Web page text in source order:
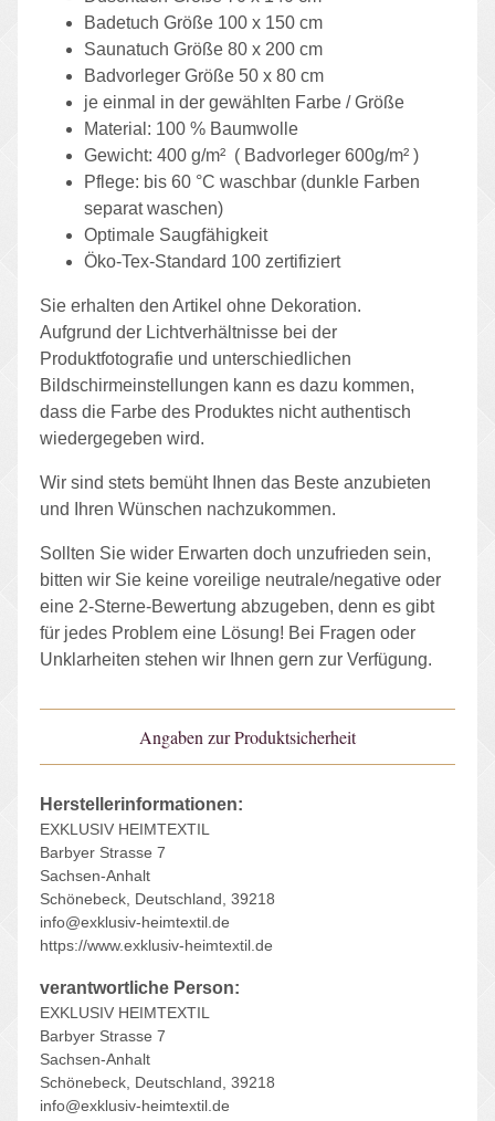
Badetuch Größe 100 x 150 cm
Saunatuch Größe 80 x 200 cm
Badvorleger Größe 50 x 80 cm
je einmal in der gewählten Farbe / Größe
Material: 100 % Baumwolle
Gewicht: 400 g/m² ( Badvorleger 600g/m² )
Pflege: bis 60 °C waschbar (dunkle Farben
separat waschen)
Optimale Saugfähigkeit
Öko-Tex-Standard 100 zertifiziert
Sie erhalten den Artikel ohne Dekoration.
Aufgrund der Lichtverhältnisse bei der
Produktfotografie und unterschiedlichen
Bildschirmeinstellungen kann es dazu kommen,
dass die Farbe des Produktes nicht authentisch
wiedergegeben wird.
Wir sind stets bemüht Ihnen das Beste anzubieten
und Ihren Wünschen nachzukommen.
Sollten Sie wider Erwarten doch unzufrieden sein,
bitten wir Sie keine voreilige neutrale/negative oder
eine 2-Sterne-Bewertung abzugeben, denn es gibt
für jedes Problem eine Lösung! Bei Fragen oder
Unklarheiten stehen wir Ihnen gern zur Verfügung.
Angaben zur Produktsicherheit
Herstellerinformationen:
EXKLUSIV HEIMTEXTIL
Barbyer Strasse 7
Sachsen-Anhalt
Schönebeck, Deutschland, 39218
info@exklusiv-heimtextil.de
https://www.exklusiv-heimtextil.de
verantwortliche Person:
EXKLUSIV HEIMTEXTIL
Barbyer Strasse 7
Sachsen-Anhalt
Schönebeck, Deutschland, 39218
info@exklusiv-heimtextil.de